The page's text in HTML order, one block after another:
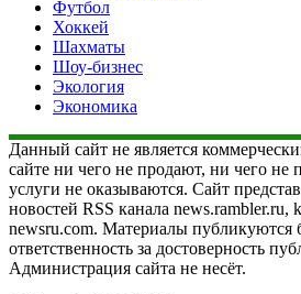
Футбол
Хоккей
Шахматы
Шоу-бизнес
Экология
Экономика
Данный сайт не является
сайте ни чего не продают, ни чего не
услуги не оказываются. Сайт
новостей RSS канала news.rambler.ru,
newsru.com. Материалы публикуются
ответственность за достоверность
Администрация сайта не несёт.